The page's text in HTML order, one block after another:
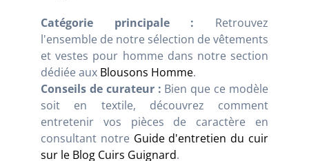
Catégorie principale : Retrouvez
l'ensemble de notre sélection de vêtements
et vestes pour homme dans notre section
dédiée aux Blousons Homme.
Conseils de curateur : Bien que ce modèle
soit en textile, découvrez comment
entretenir vos pièces de caractère en
consultant notre Guide d'entretien du cuir
sur le Blog Cuirs Guignard.